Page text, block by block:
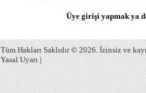
Üye girişi yapmak ya
Tüm Hakları Saklıdır © 2026. İzinsiz ve
Yasal Uyarı |